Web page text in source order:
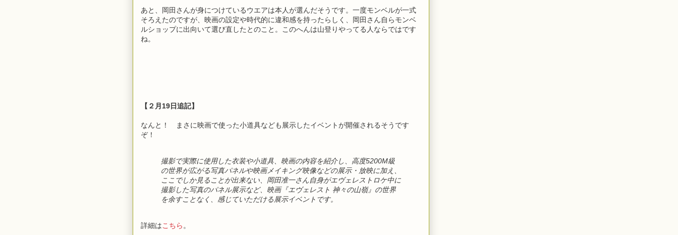
あと、岡田さんが身につけているウエアは本人が選んだそうです。一度モンベルが一式
そろえたのですが、映画の設定や時代的に違和感を持ったらしく、岡田さん自らモンベ
ルショップに出向いて選び直したとのこと。このへんは山登りやってる人ならではです
ね。
【２月19日追記】
なんと！ まさに映画で使った小道具なども展示したイベントが開催されるそうです
ぞ！
撮影で実際に使用した衣装や小道具、映画の内容を紹介し、高度5200M級
の世界が広がる写真パネルや映画メイキング映像などの展示・放映に加え、
ここでしか見ることが出来ない、岡田准一さん自身がエヴェレストロケ中に
撮影した写真のパネル展示など、映画『エヴェレスト 神々の山嶺』の世界
を余すことなく、感じていただける展示イベントです。
詳細はこちら 。